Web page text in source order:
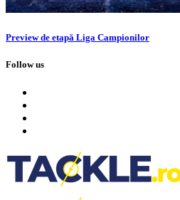
Preview de etapă Liga Campionilor
Follow us